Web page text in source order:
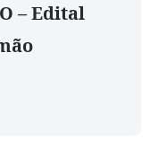
– Edital